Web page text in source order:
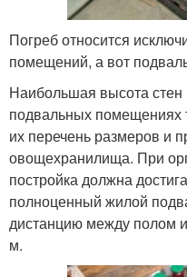
Погреб относится
помещений, а вот
Наибольшая высота стен
подвальных помещениях
их перечень размеров и
овощехранилища. При
постройка должна
полноценный жилой
дистанцию между полом
м.